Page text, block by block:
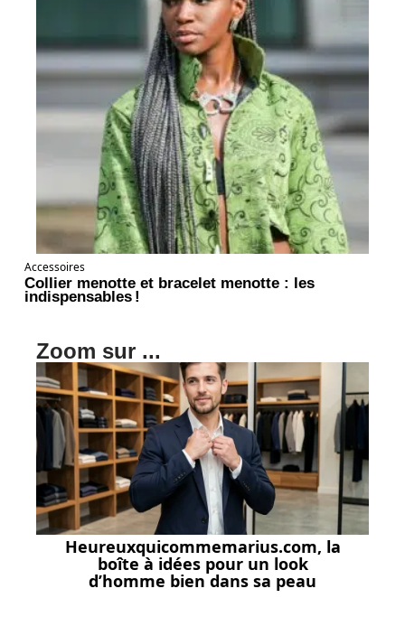
Accessoires
Collier menotte et bracelet menotte : les
indispensables !
Zoom sur ...
Heureuxquicommemarius.com, la
boîte à idées pour un look
d’homme bien dans sa peau